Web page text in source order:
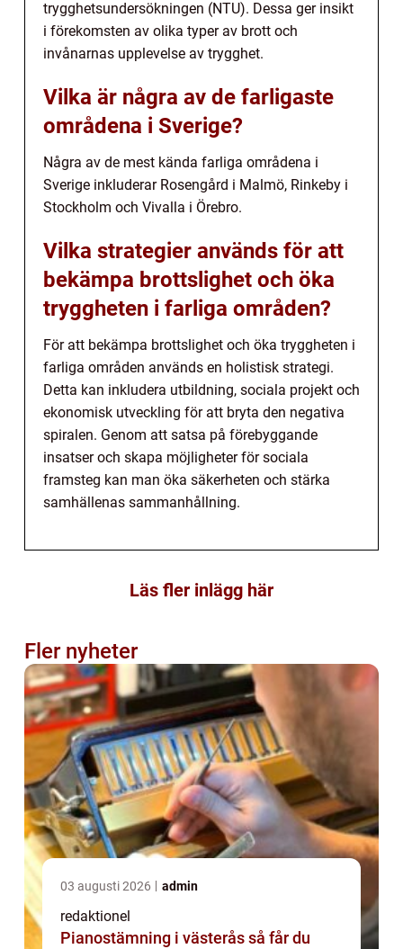
trygghetsundersökningen (NTU). Dessa ger insikt
i förekomsten av olika typer av brott och
invånarnas upplevelse av trygghet.
Vilka är några av de farligaste
områdena i Sverige?
Några av de mest kända farliga områdena i
Sverige inkluderar Rosengård i Malmö, Rinkeby i
Stockholm och Vivalla i Örebro.
Vilka strategier används för att
bekämpa brottslighet och öka
tryggheten i farliga områden?
För att bekämpa brottslighet och öka tryggheten i
farliga områden används en holistisk strategi.
Detta kan inkludera utbildning, sociala projekt och
ekonomisk utveckling för att bryta den negativa
spiralen. Genom att satsa på förebyggande
insatser och skapa möjligheter för sociala
framsteg kan man öka säkerheten och stärka
samhällenas sammanhållning.
Läs fler inlägg här
Fler nyheter
03 augusti 2026 admin
redaktionel
Pianostämning i västerås så får du